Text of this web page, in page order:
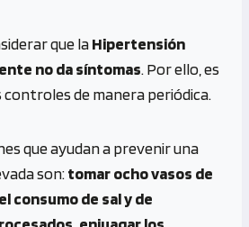
que laHipertensión
no da síntomas. Por ello, es
de manera periódica.
que ayudan a prevenir una
son:tomar ocho vasos de
consumo de sal y de